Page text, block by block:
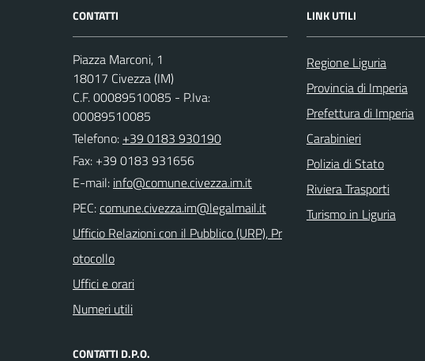
CONTATTI
Piazza Marconi, 1
18017 Civezza (IM)
C.F. 00089510085 - P.Iva:
00089510085
Telefono: +39 0183 930190
Fax: +39 0183 931656
E-mail:
PEC:
Ufficio Relazioni con il Pubblico (URP), Pr
otocollo
Uffici e orari
Numeri utili
CONTATTI D.P.O.
LINK UTILI
Regione Liguria
Provincia di Imperia
Prefettura di Imperia
Carabinieri
Polizia di Stato
Riviera Trasporti
Turismo in Liguria